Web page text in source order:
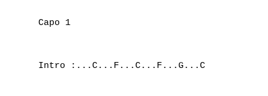
Capo 1
Intro :...C...F...C...F...G...C